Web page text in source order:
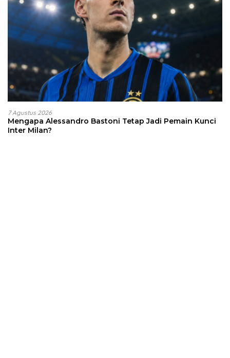
7 Agustus 2026
Mengapa Alessandro Bastoni Tetap Jadi Pemain Kunci
Inter Milan?